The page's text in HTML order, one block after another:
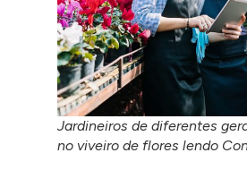
Jardineiros de diferentes
no viveiro de flores lendo